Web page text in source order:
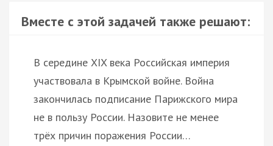
Вместе с этой задачей также решают:
В середине XIX века Российская империя
участвовала в Крымской войне. Война
закончилась подписание Парижского мира
не в пользу России. Назовите не менее
трёх причин поражения России…